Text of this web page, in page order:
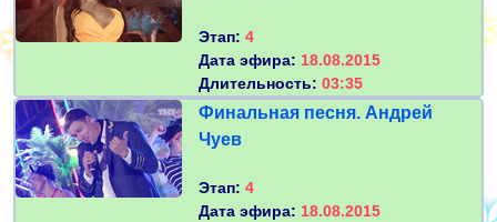
Этап: 4
Дата эфира: 18.08.2015
Длительность: 03:35
Финальная песня. Андрей
Чуев
Этап: 4
Дата эфира: 18.08.2015